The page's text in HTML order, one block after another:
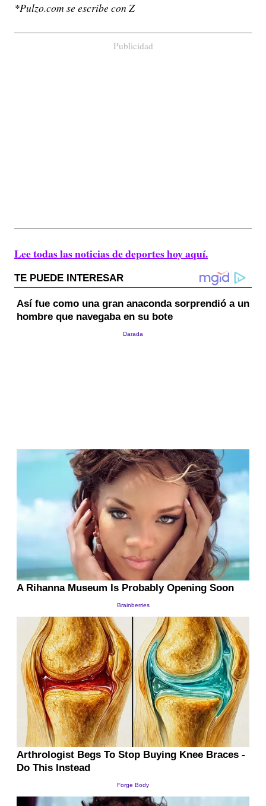
*Pulzo.com se escribe con Z
Publicidad
Lee todas las noticias de deportes hoy aquí.